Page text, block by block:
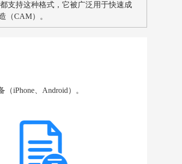
支持这种格式，它被广泛用于快速成
（CAM）。
iPhone、Android）。